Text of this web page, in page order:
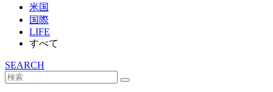
米国
国際
LIFE
すべて
SEARCH